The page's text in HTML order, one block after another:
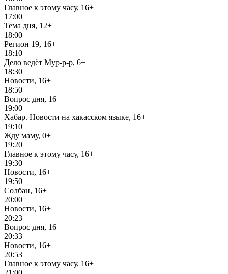
Главное к этому часу, 16+
17:00
Тема дня, 12+
18:00
Регион 19, 16+
18:10
Дело ведёт Мур-р-р, 6+
18:30
Новости, 16+
18:50
Вопрос дня, 16+
19:00
Хабар. Новости на хакасском языке, 16+
19:10
Жду маму, 0+
19:20
Главное к этому часу, 16+
19:30
Новости, 16+
19:50
Солбан, 16+
20:00
Новости, 16+
20:23
Вопрос дня, 16+
20:33
Новости, 16+
20:53
Главное к этому часу, 16+